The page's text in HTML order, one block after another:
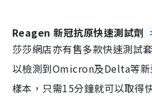
Reagen 新冠抗原快速測試劑
莎莎網店亦有售多款快速測試
以檢測到Omicron及Delta等
樣本，只需15分鐘就可以取得